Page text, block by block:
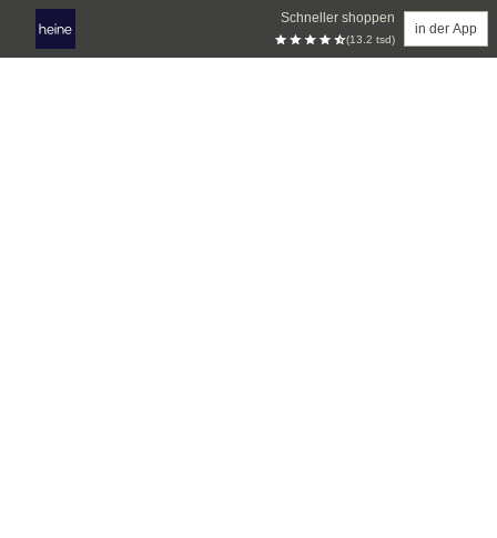
Schneller shoppen
(13.2 tsd)
in der App